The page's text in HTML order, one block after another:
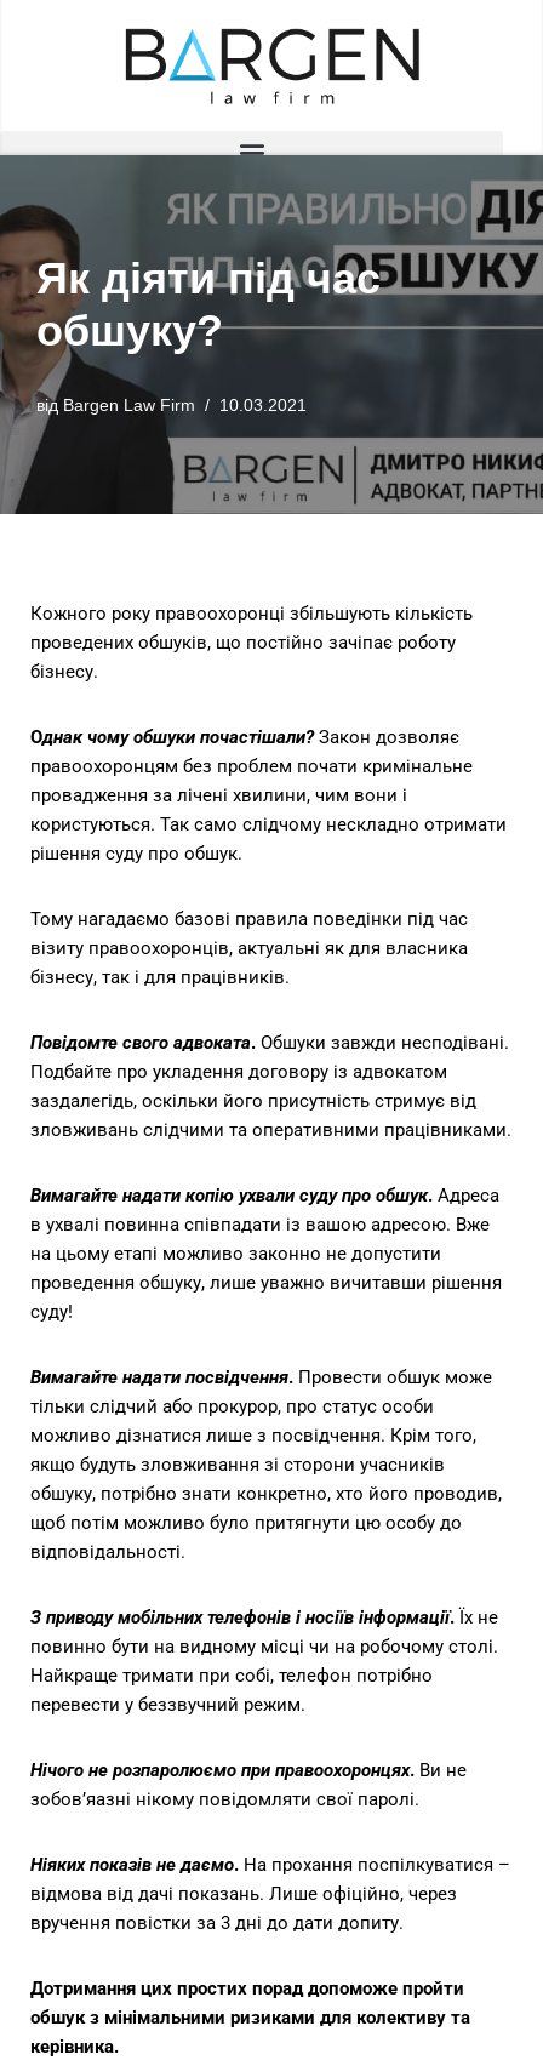
Як діяти під час
обшуку?
від Bargen Law Firm 10.03.2021
Кожного року правоохоронці збільшують кількість
проведених обшуків, що постійно зачіпає роботу
бізнесу.
Однак чому обшуки почастішали? Закон дозволяє
правоохоронцям без проблем почати кримінальне
провадження за лічені хвилини, чим вони і
користуються. Так само слідчому нескладно отримати
рішення суду про обшук.
Тому нагадаємо базові правила поведінки під час
візиту правоохоронців, актуальні як для власника
бізнесу, так і для працівників.
Повідомте свого адвоката. Обшуки завжди несподівані.
Подбайте про укладення договору із адвокатом
заздалегідь, оскільки його присутність стримує від
зловживань слідчими та оперативними працівниками.
Вимагайте надати копію ухвали суду про обшук. Адреса
в ухвалі повинна співпадати із вашою адресою. Вже
на цьому етапі можливо законно не допустити
проведення обшуку, лише уважно вичитавши рішення
суду!
Вимагайте надати посвідчення. Провести обшук може
тільки слідчий або прокурор, про статус особи
можливо дізнатися лише з посвідчення. Крім того,
якщо будуть зловживання зі сторони учасників
обшуку, потрібно знати конкретно, хто його проводив,
щоб потім можливо було притягнути цю особу до
відповідальності.
З приводу мобільних телефонів і носіїв інформації. Їх не
повинно бути на видному місці чи на робочому столі.
Найкраще тримати при собі, телефон потрібно
перевести у беззвучний режим.
Нічого не розпаролюємо при правоохоронцях. Ви не
зобов’яазні нікому повідомляти свої паролі.
Ніяких показів не даємо. На прохання поспілкуватися –
відмова від дачі показань. Лише офіційно, через
вручення повістки за 3 дні до дати допиту.
Дотримання цих простих порад допоможе пройти
обшук з мінімальними ризиками для колективу та
керівника.